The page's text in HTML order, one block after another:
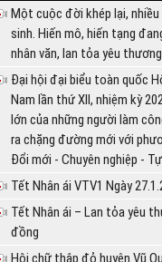
Một cuộc đời khép lại,
sinh. Hiến mô, hiến tạng
nhân văn, lan tỏa yêu
Đại hội đại biểu toàn quốc
Nam lần thứ XII, nhiệm kỳ
lớn của những người làm
ra chặng đường mới với
Đổi mới - Chuyên nghiệp -
Tết Nhân ái VTV1 Ngày
Tết Nhân ái – Lan tỏa yêu
đồng
Hội chữ thập đỏ huyện Vũ